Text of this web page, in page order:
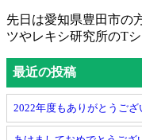
先日は愛知県豊田市の
ツやレキシ研究所のT
最近の投稿
2022年度もありがとうござ